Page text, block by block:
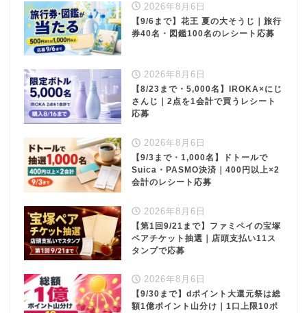
2026年8月6日
【9/6まで】花王 夏の大そうじ｜旅行
券40名・図鑑100名のレシート応募
2026年8月6日
【8/23まで・5,000名】IROKA×にじ
さんじ｜2点を1会計で買うレシート
応募
2026年8月6日
【9/3まで・1,000名】ドトールで
Suica・PASMO決済｜400円以上×2
会計のレシート応募
2026年8月6日
【第1回9/21まで】ファミペイの宝塚
ペアチケット抽選｜店頭支払い11ス
タンプで応募
2026年8月6日
【9/30まで】dポイント大還元祭は総
額1億ポイント山分け｜1口上限10ポ